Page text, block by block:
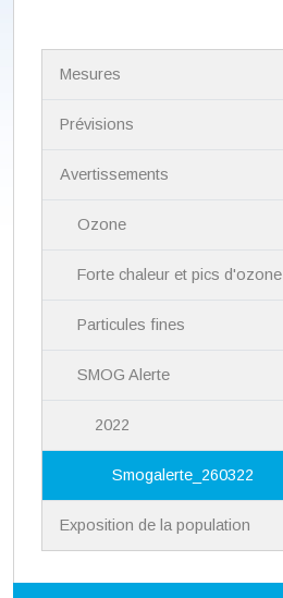
Mesures
Prévisions
Avertissements
Ozone
Forte chaleur et pics d'ozone
Particules fines
SMOG Alerte
2022
Smogalerte_260322
Exposition de la population